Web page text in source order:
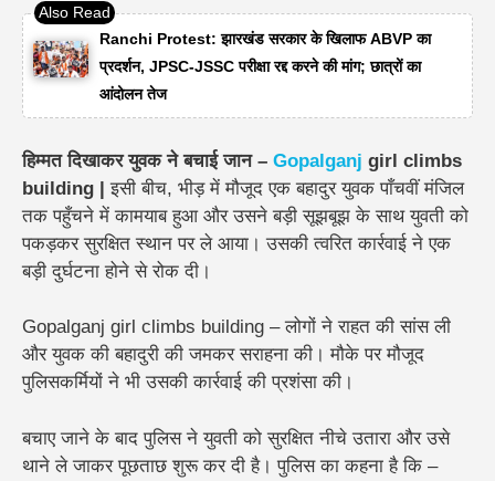
Ranchi Protest: झारखंड सरकार के खिलाफ ABVP का
प्रदर्शन, JPSC-JSSC परीक्षा रद्द करने की मांग; छात्रों का
आंदोलन तेज
हिम्मत दिखाकर युवक ने बचाई जान – Gopalganj girl climbs
building |इसी बीच, भीड़ में मौजूद एक बहादुर युवक पाँचवीं मंजिल
तक पहुँचने में कामयाब हुआ और उसने बड़ी सूझबूझ के साथ युवती को
पकड़कर सुरक्षित स्थान पर ले आया। उसकी त्वरित कार्रवाई ने एक
बड़ी दुर्घटना होने से रोक दी।
Gopalganj girl climbs building – लोगों ने राहत की सांस ली
और युवक की बहादुरी की जमकर सराहना की। मौके पर मौजूद
पुलिसकर्मियों ने भी उसकी कार्रवाई की प्रशंसा की।
बचाए जाने के बाद पुलिस ने युवती को सुरक्षित नीचे उतारा और उसे
थाने ले जाकर पूछताछ शुरू कर दी है। पुलिस का कहना है कि –